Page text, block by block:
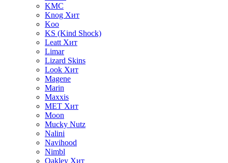
KMC
Knog Хит
Koo
KS (Kind Shock)
Leatt Хит
Limar
Lizard Skins
Look Хит
Magene
Marin
Maxxis
MET Хит
Moon
Mucky Nutz
Nalini
Navihood
Nimbl
Oakley Хит